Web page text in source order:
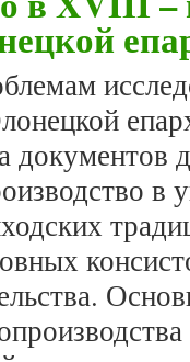
документов
в